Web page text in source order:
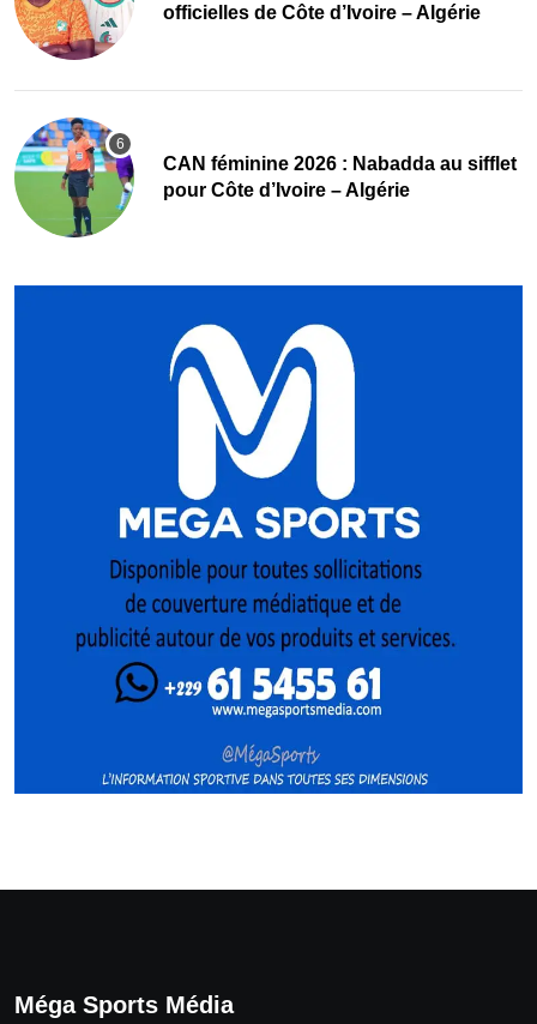
officielles de Côte d’Ivoire – Algérie
‎CAN féminine 2026 : Nabadda au sifflet
pour Côte d’Ivoire – Algérie
Méga Sports Média